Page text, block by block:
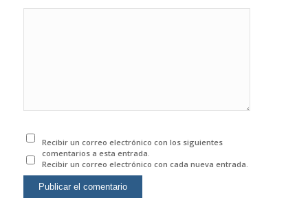
Recibir un correo electrónico con los siguientes
comentarios a esta entrada.
Recibir un correo electrónico con cada nueva entrada.